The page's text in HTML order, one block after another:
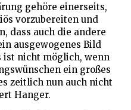
gehöre einerseits,
vorzubereiten und
dass auch die andere
ausgewogenes Bild
ist nicht möglich, wenn
ein großes
zeitlich nun auch nicht
Hanger.